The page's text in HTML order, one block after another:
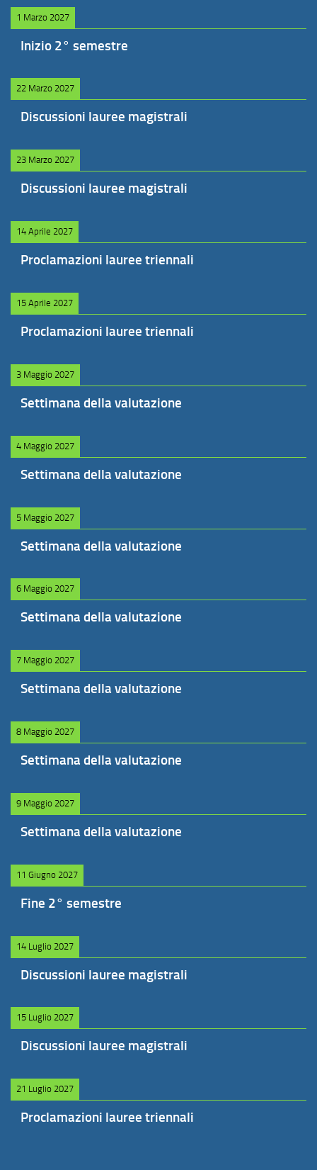
1 Marzo 2027
Inizio 2° semestre
22 Marzo 2027
Discussioni lauree magistrali
23 Marzo 2027
Discussioni lauree magistrali
14 Aprile 2027
Proclamazioni lauree triennali
15 Aprile 2027
Proclamazioni lauree triennali
3 Maggio 2027
Settimana della valutazione
4 Maggio 2027
Settimana della valutazione
5 Maggio 2027
Settimana della valutazione
6 Maggio 2027
Settimana della valutazione
7 Maggio 2027
Settimana della valutazione
8 Maggio 2027
Settimana della valutazione
9 Maggio 2027
Settimana della valutazione
11 Giugno 2027
Fine 2° semestre
14 Luglio 2027
Discussioni lauree magistrali
15 Luglio 2027
Discussioni lauree magistrali
21 Luglio 2027
Proclamazioni lauree triennali